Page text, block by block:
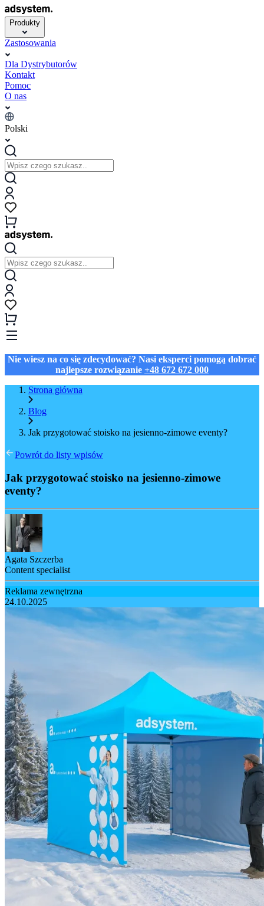
Produkty
Zastosowania
Dla Dystrybutorów
Kontakt
Pomoc
O nas
Polski
Nie wiesz na co się zdecydować? Nasi eksperci pomogą dobrać
najlepsze rozwiązanie +48 672 672 000
Strona główna
Blog
Jak przygotować stoisko na jesienno-zimowe eventy?
Powrót do listy wpisów
Jak przygotować stoisko na jesienno-zimowe
eventy?
Agata Szczerba
Content specialist
Reklama zewnętrzna
24.10.2025